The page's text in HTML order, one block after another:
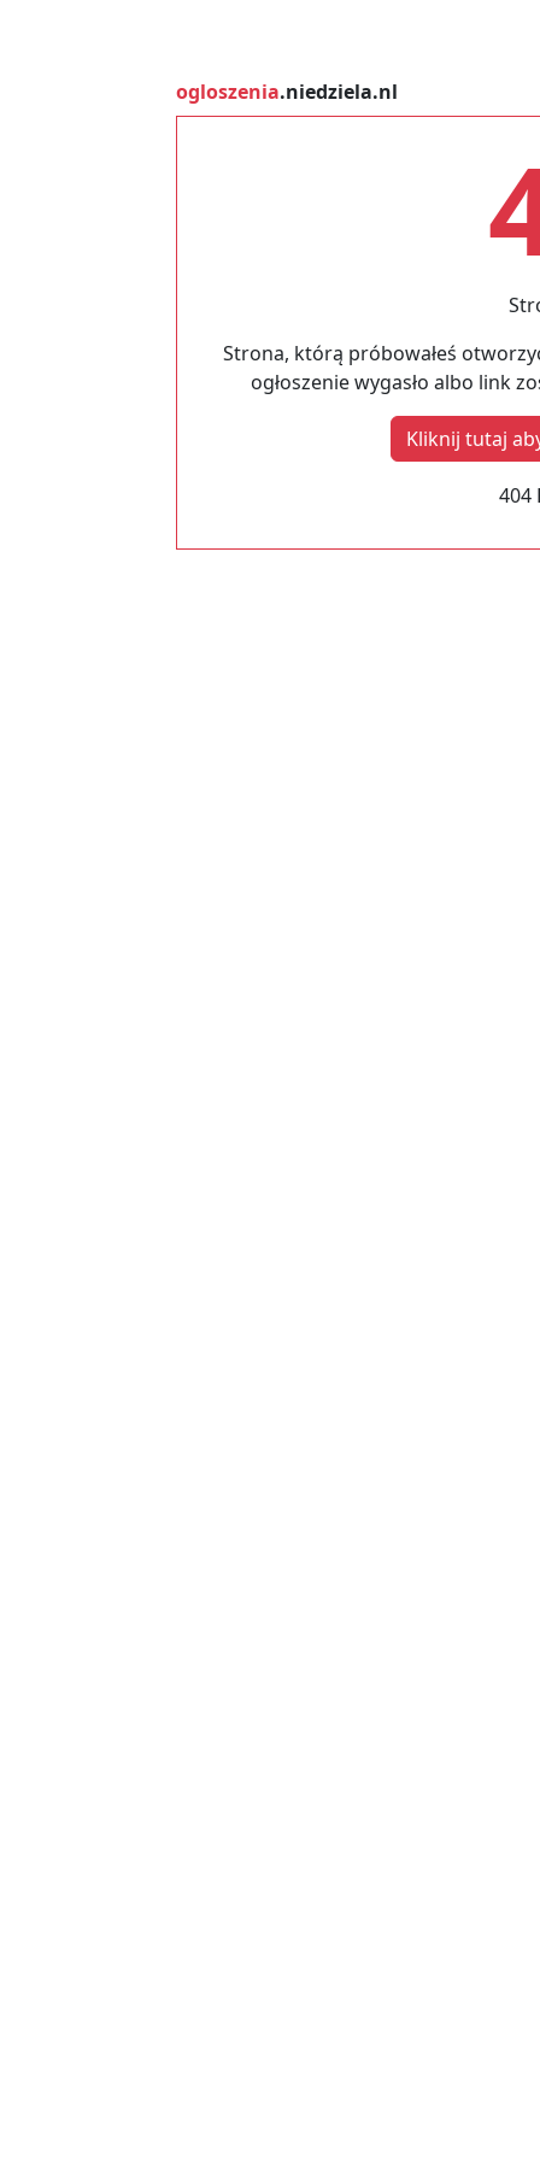
ogloszenia.niedziela.nl
Strona, którą próbowałeś
ogłoszenie wygasło albo link
Kliknij tutaj
404